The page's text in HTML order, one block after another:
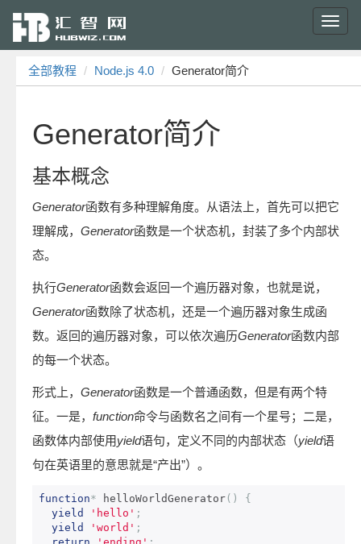
全部教程 Node.js 4.0 Generator简介
Generator简介
基本概念
Generator函数有多种理解角度。从语法上，首先可以把它
理解成， Generator函数是一个状态机，封装了多个内部状
态。
执行Generator函数会返回一个遍历器对象，也就是说，
Generator函数除了状态机，还是一个遍历器对象生成函
数。返回的遍历器对象，可以依次遍历Generator函数内部
的每一个状态。
形式上， Generator函数是一个普通函数，但是有两个特
征。一是， function命令与函数名之间有一个星号；二是，
函数体内部使用yield语句，定义不同的内部状态（yield语
句在英语里的意思就是“产出”）。
function* helloWorldGenerator()
{
yield
'hello' ;
yield
'world' ;